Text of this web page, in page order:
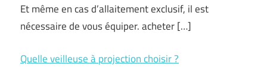
Et même en cas d’allaitement exclusif, il est
nécessaire de vous équiper. acheter […]
Quelle veilleuse à projection choisir ?